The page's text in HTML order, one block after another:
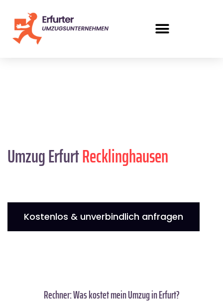
Umzug ErfurtRecklinghausen
Kostenlos & unverbindlich anfragen
Rechner: Was kostet mein Umzug in Erfurt?